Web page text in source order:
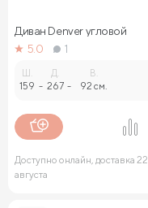
Диван Denver угловой
5.0
1
159 -
Д.
267 -
В.
92 см.
Доступно онлайн, доставка 22
августа